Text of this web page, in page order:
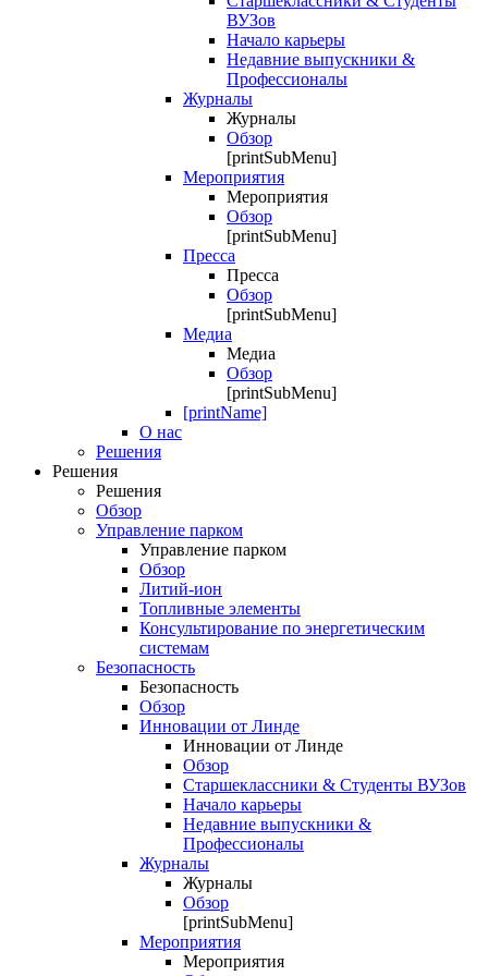
ВУЗов
Начало карьеры
Недавние выпускники &
Профессионалы
Журналы
Журналы
Обзор
[printSubMenu]
Мероприятия
Мероприятия
Обзор
[printSubMenu]
Пресса
Пресса
Обзор
[printSubMenu]
Медиа
Медиа
Обзор
[printSubMenu]
[printName]
О нас
Решения
Решения
Решения
Обзор
Управление парком
Управление парком
Обзор
Литий-ион
Топливные элементы
Консультирование по энергетическим
системам
Безопасность
Безопасность
Обзор
Инновации от Линде
Инновации от Линде
Обзор
Старшеклассники & Студенты ВУЗов
Начало карьеры
Недавние выпускники &
Профессионалы
Журналы
Журналы
Обзор
[printSubMenu]
Мероприятия
Мероприятия